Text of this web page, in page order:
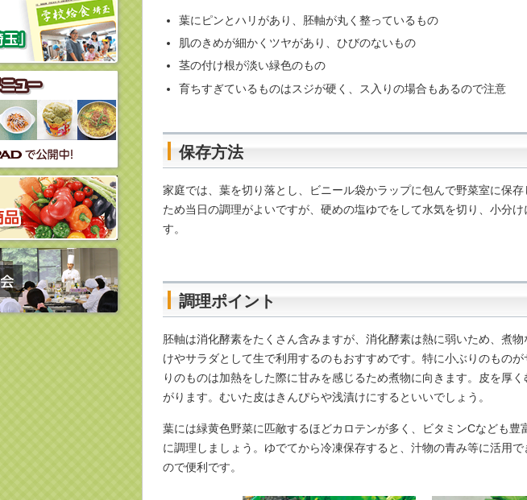
葉にピンとハリがあり、胚軸が丸く整っているもの
肌のきめが細かくツヤがあり、ひびのないもの
茎の付け根が淡い緑色のもの
育ちすぎているものはスジが硬く、ス入りの場合もあるので注意
保存方法
家庭では、葉を切り落とし、ビニール袋かラップに包んで野菜室に保
ため当日の調理がよいですが、硬めの塩ゆでをして水気を切り、小分
す。
調理ポイント
胚軸は消化酵素をたくさん含みますが、消化酵素は熱に弱いため、煮
けやサラダとして生で利用するのもおすすめです。特に小ぶりのもの
りのものは加熱をした際に甘みを感じるため煮物に向きます。皮を厚
がります。むいた皮はきんぴらや浅漬けにするといいでしょう。
葉には緑黄色野菜に匹敵するほどカロテンが多く、ビタミンCなども豊
に調理しましょう。ゆでてから冷凍保存すると、汁物の青み等に活用
ので便利です。